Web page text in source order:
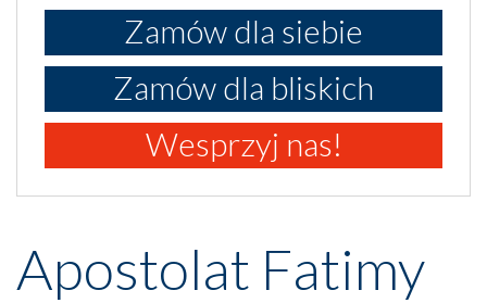
Zamów dla siebie
Zamów dla bliskich
Wesprzyj nas!
Apostolat Fatimy